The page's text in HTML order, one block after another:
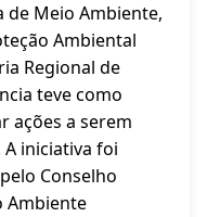
de Meio Ambiente,
Ambiental
Regional de
teve como
ações a serem
iniciativa foi
Conselho
Ambiente